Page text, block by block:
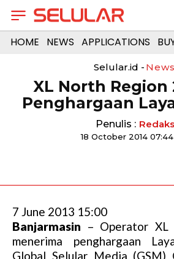
HOME NEWS APPLICATIONS
Selular.id - News
XL North Region
Penghargaan
Penulis :
18 October 2014
7 June 2013 15:00
Banjarmasin – Operator
menerima penghargaan
Global Selular Media (GSM)